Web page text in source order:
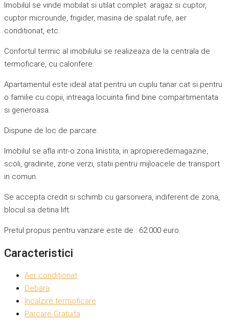
Imobilul se vinde mobilat si utilat complet: aragaz si cuptor,
cuptor microunde, frigider, masina de spalat rufe, aer
conditionat, etc.
Confortul termic al imobilului se realizeaza de la centrala de
termoficare, cu calorifere.
Apartamentul este ideal atat pentru un cuplu tanar cat si pentru
o familie cu copii, intreaga locuinta fiind bine compartimentata
si generoasa.
Dispune de loc de parcare.
Imobilul se afla intr-o zona linistita, in apropieredemagazine,
scoli, gradinite, zone verzi, statii pentru mijloacele de transport
in comun.
Se accepta credit si schimb cu garsoniera, indiferent de zona,
blocul sa detina lift.
Pretul propus pentru vanzare este de : 62.000 euro.
Caracteristici
Aer condiționat
Debara
Incalzire termoficare
Parcare Gratuita